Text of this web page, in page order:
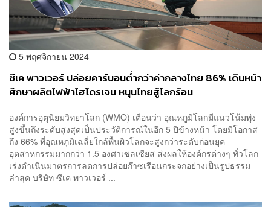
5 พฤศจิกายน 2024
ซีเค พาวเวอร์ ปล่อยคาร์บอนต่ำกว่าค่ากลางไทย 86% เดินหน้า
ศึกษาผลิตไฟฟ้าไฮโดรเจน หนุนไทยสู้โลกร้อน
องค์การอุตุนิยมวิทยาโลก (WMO) เตือนว่า อุณหภูมิโลกมีแนวโน้มพุ่ง
สูงขึ้นถึงระดับสูงสุดเป็นประวัติการณ์ในอีก 5 ปีข้างหน้า โดยมีโอกาส
ถึง 66% ที่อุณหภูมิเฉลี่ยใกล้พื้นผิวโลกจะสูงกว่าระดับก่อนยุค
อุตสาหกรรมมากกว่า 1.5 องศาเซลเซียส ส่งผลให้องค์กรต่างๆ ทั่วโลก
เร่งดำเนินมาตรการลดการปล่อยก๊าซเรือนกระจกอย่างเป็นรูปธรรม
ล่าสุด บริษัท ซีเค พาวเวอร์ ...